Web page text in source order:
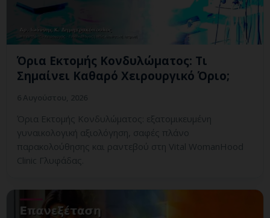
Όρια Εκτομής Κονδυλώματος: Τι
Σημαίνει Καθαρό Χειρουργικό Όριο;
Όρια Εκτομής Κονδυλώματος: εξατομικευμένη
γυναικολογική αξιολόγηση, σαφές πλάνο
παρακολούθησης και ραντεβού στη Vital WomanHood
Clinic Γλυφάδας.